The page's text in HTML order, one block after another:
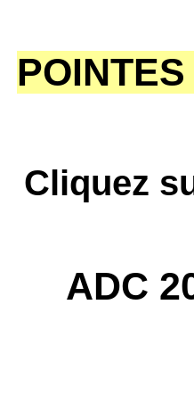
Cliquez
ADC